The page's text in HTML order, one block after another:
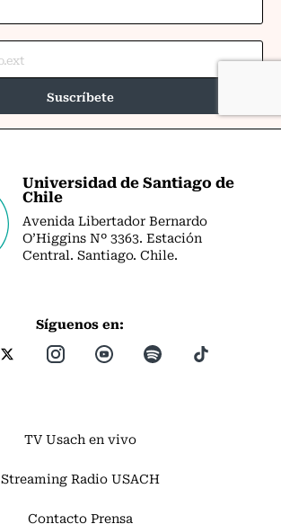
Universidad de Santiago de
Chile
Avenida Libertador Bernardo
O’Higgins Nº 3363. Estación
Central. Santiago. Chile.
Síguenos en:
TV Usach en vivo
Streaming Radio USACH
Contacto Prensa